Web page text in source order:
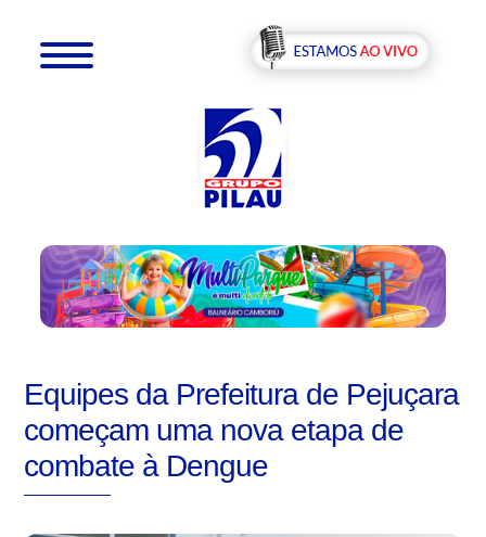
Equipes da Prefeitura de Pejuçara
começam uma nova etapa de
combate à Dengue